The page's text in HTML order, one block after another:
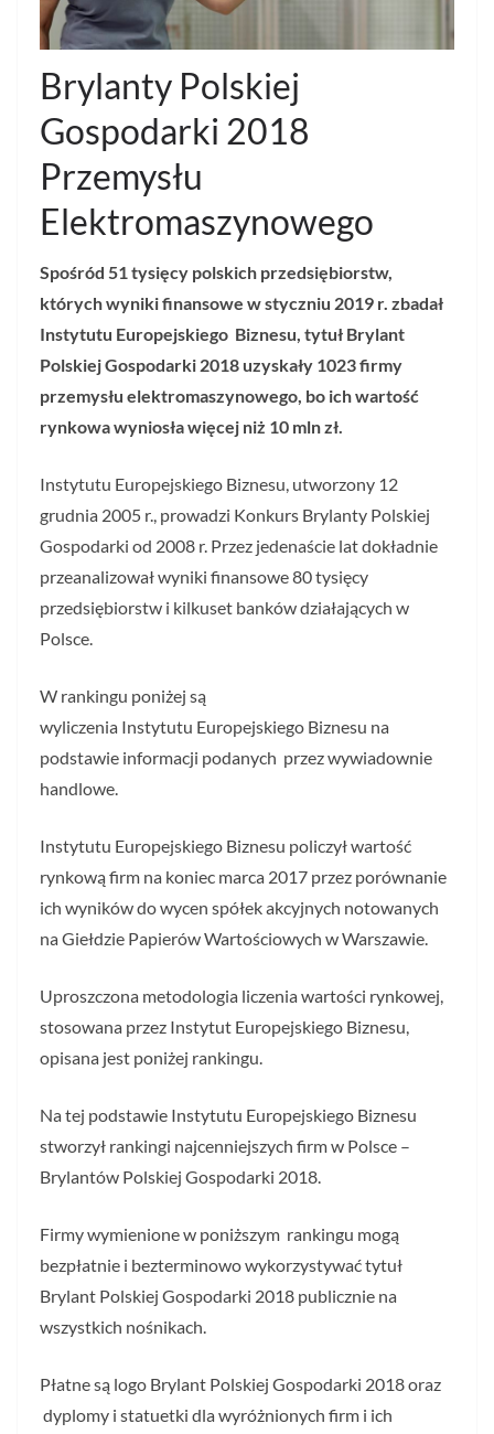
Brylanty Polskiej
Gospodarki 2018
Przemysłu
Elektromaszynowego
Spośród 51 tysięcy polskich przedsiębiorstw,
których wyniki finansowe w styczniu 2019 r. zbadał
Instytutu Europejskiego Biznesu, tytuł Brylant
Polskiej Gospodarki 2018 uzyskały 1023 firmy
przemysłu elektromaszynowego, bo ich wartość
rynkowa wyniosła więcej niż 10 mln zł.
Instytutu Europejskiego Biznesu, utworzony 12
grudnia 2005 r., prowadzi Konkurs Brylanty Polskiej
Gospodarki od 2008 r. Przez jedenaście lat dokładnie
przeanalizował wyniki finansowe 80 tysięcy
przedsiębiorstw i kilkuset banków działających w
Polsce.
W rankingu poniżej są
wyliczenia Instytutu Europejskiego Biznesu na
podstawie informacji podanych przez wywiadownie
handlowe.
Instytutu Europejskiego Biznesu policzył wartość
rynkową firm na koniec marca 2017 przez porównanie
ich wyników do wycen spółek akcyjnych notowanych
na Giełdzie Papierów Wartościowych w Warszawie.
Uproszczona metodologia liczenia wartości rynkowej,
stosowana przez Instytut Europejskiego Biznesu,
opisana jest poniżej rankingu.
Na tej podstawie Instytutu Europejskiego Biznesu
stworzył rankingi najcenniejszych firm w Polsce –
Brylantów Polskiej Gospodarki 2018.
Firmy wymienione w poniższym rankingu mogą
bezpłatnie i bezterminowo wykorzystywać tytuł
Brylant Polskiej Gospodarki 2018 publicznie na
wszystkich nośnikach.
Płatne są logo Brylant Polskiej Gospodarki 2018 oraz
dyplomy i statuetki dla wyróżnionych firm i ich